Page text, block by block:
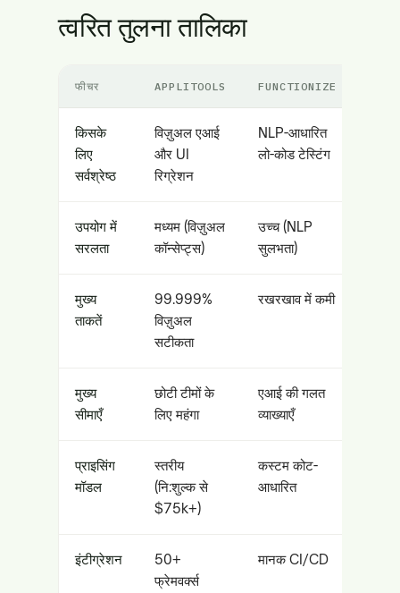
त्वरित तुलना तालिका
फीचर APPLITOOLS FUNCTIONIZE
किसके
लिए
सर्वश्रेष्ठ
विज़ुअल एआई
और UI
रिग्रेशन
NLP-आधारित
लो-कोड टेस्टिंग
उपयोग में
सरलता
मध्यम (विज़ुअल
कॉन्सेप्ट्स)
उच्च (NLP
सुलभता)
मुख्य
ताकतें
99.999%
विज़ुअल
सटीकता
रखरखाव में कमी
मुख्य
सीमाएँ
छोटी टीमों के
लिए महंगा
एआई की गलत
व्याख्याएँ
प्राइसिंग
मॉडल
स्तरीय
(नि:शुल्क से
$75k+)
कस्टम कोट-
आधारित
इंटीग्रेशन
50+
फ्रेमवर्क्स
मानक CI/CD